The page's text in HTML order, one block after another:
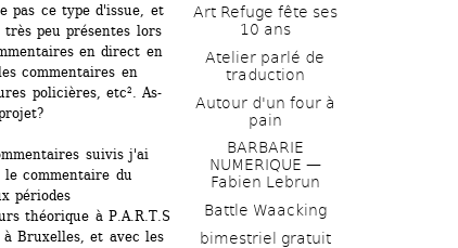
pas ce type d'issue, et
peu présentes lors
en direct en
commentaires en
policières, etc². As-
suivis j'ai
le commentaire du
périodes
théorique à P.A.R.T.S
Bruxelles, et avec les
Art Refuge fête ses
10 ans
Atelier parlé de
traduction
Autour d'un four à
pain
BARBARIE
NUMERIQUE —
Fabien Lebrun
Battle Waacking
bimestriel gratuit